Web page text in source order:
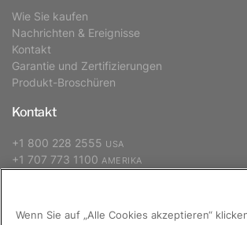
Wie Sie kaufen
Nachrichten & Ereignisse
Kontakt
Garantie und Zertifizierungen
Produkt-Broschüren
Kontakt
+1 800 228 2555 USA
+1 707 773 1100 AMERIKA
Wenn Sie auf „Alle Cookies akzeptieren“